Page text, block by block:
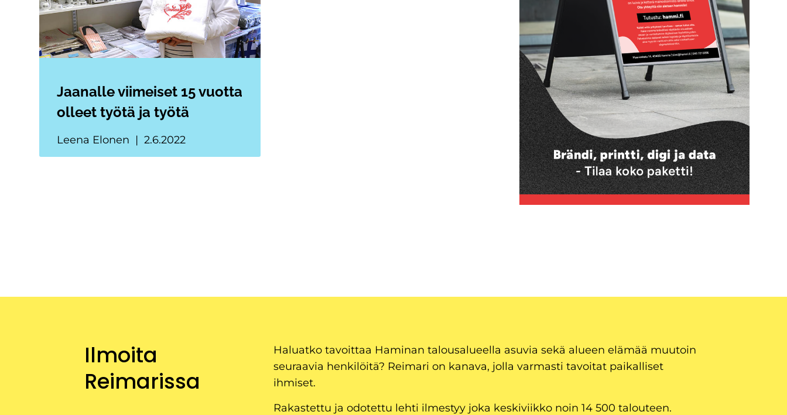
Jaanalle viimeiset 15 vuotta
olleet työtä ja työtä
Leena Elonen 2.6.2022
Ilmoita
Reimarissa
Haluatko tavoittaa Haminan talousalueella asuvia sekä alueen elämää muutoin
seuraavia henkilöitä? Reimari on kanava, jolla varmasti tavoitat paikalliset
ihmiset.
Rakastettu ja odotettu lehti ilmestyy joka keskiviikko noin 14 500 talouteen.